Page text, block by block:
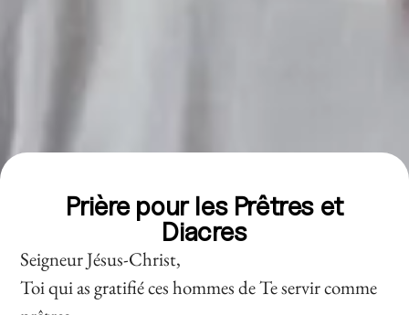
Prière pour les Prêtres et
Diacres
Seigneur Jésus-Christ,
Toi qui as gratifié ces hommes de Te servir comme